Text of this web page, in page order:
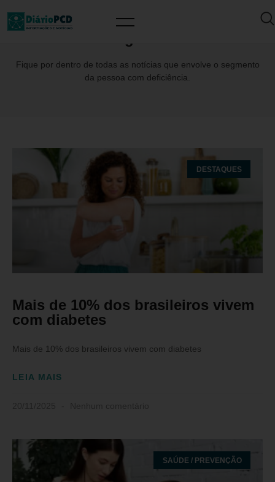
Fique por dentro de todas as notícias que envolve o segmento
da pessoa com deficiência.
DESTAQUES
Mais de 10% dos brasileiros vivem
com diabetes
Mais de 10% dos brasileiros vivem com diabetes
LEIA MAIS
SAÚDE / PREVENÇÃO